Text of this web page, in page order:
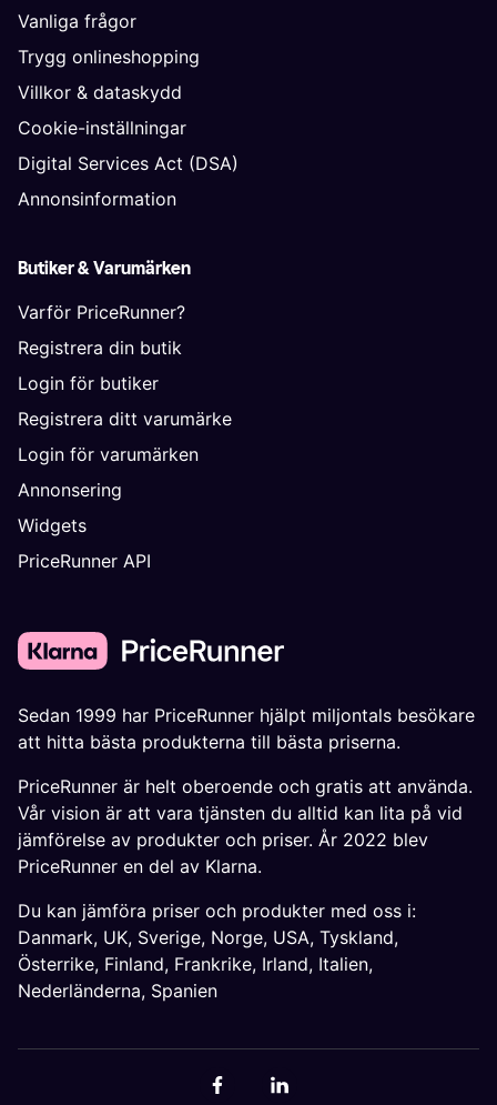
Vanliga frågor
Trygg onlineshopping
Villkor & dataskydd
Cookie-inställningar
Digital Services Act (DSA)
Annonsinformation
Butiker & Varumärken
Varför PriceRunner?
Registrera din butik
Login för butiker
Registrera ditt varumärke
Login för varumärken
Annonsering
Widgets
PriceRunner API
Sedan 1999 har PriceRunner hjälpt miljontals besökare
att hitta bästa produkterna till bästa priserna.
PriceRunner är helt oberoende och gratis att använda.
Vår vision är att vara tjänsten du alltid kan lita på vid
jämförelse av produkter och priser. År 2022 blev
PriceRunner en del av Klarna.
Du kan jämföra priser och produkter med oss i:
Danmark, UK, Sverige, Norge, USA, Tyskland,
Österrike, Finland, Frankrike, Irland, Italien,
Nederländerna, Spanien